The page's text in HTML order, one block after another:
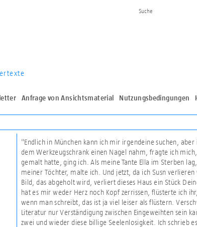
Anfrage von Ansichtsmaterial Nutzungsbedingungen
"Endlich in München kann ich mir irgendeine suchen,
dem Werkzeugschrank einen Nagel nahm, fragte ich
gemalt hatte, ging ich. Als meine Tante Ella im Sterben
meiner Töchter, malte ich. Und jetzt, da ich Susn
Bild, das abgeholt wird, verliert dieses Haus ein Stück
hat es mir weder Herz noch Kopf zerrissen, flüsterte ich
wenn man schreibt, das ist ja viel leiser als flüstern.
Literatur nur Verständigung zwischen Eingeweihten sein
zwei und wieder diese billige Seelenlosigkeit. Ich schrieb